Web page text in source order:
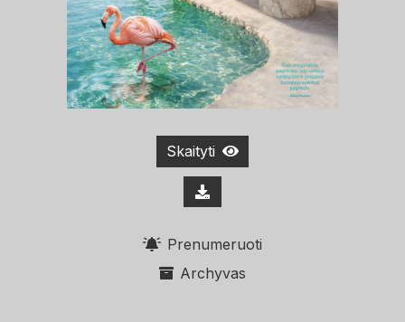
Skaityti
Prenumeruoti
Archyvas